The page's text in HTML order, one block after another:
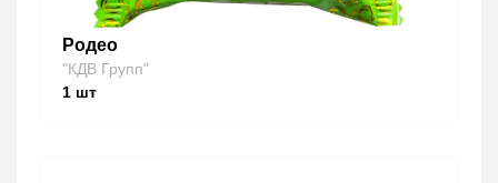
Родео
"КДВ Групп"
1 шт